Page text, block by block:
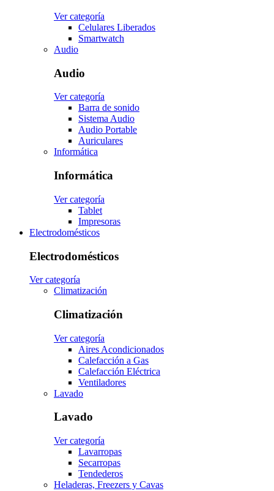
Ver categoría
Celulares Liberados
Smartwatch
Audio
Audio
Ver categoría
Barra de sonido
Sistema Audio
Audio Portable
Auriculares
Informática
Informática
Ver categoría
Tablet
Impresoras
Electrodomésticos
Electrodomésticos
Ver categoría
Climatización
Climatización
Ver categoría
Aires Acondicionados
Calefacción a Gas
Calefacción Eléctrica
Ventiladores
Lavado
Lavado
Ver categoría
Lavarropas
Secarropas
Tendederos
Heladeras, Freezers y Cavas